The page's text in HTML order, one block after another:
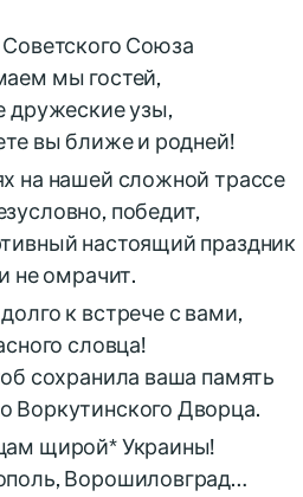
Союза
мы гостей,
дружеские узы,
вы ближе и родней!
на нашей сложной трассе
победит,
настоящий праздник
не омрачит.
к встрече с вами,
словца!
сохранила ваша память
Воркутинского Дворца.
щирой* Украины!
Ворошиловград…